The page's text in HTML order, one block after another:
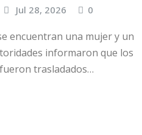
Jul 28, 2026 0
encuentran una mujer y un
informaron que los
trasladados…